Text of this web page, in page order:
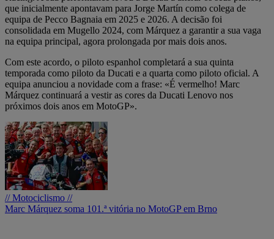
que inicialmente apontavam para Jorge Martín como colega de
equipa de Pecco Bagnaia em 2025 e 2026. A decisão foi
consolidada em Mugello 2024, com Márquez a garantir a sua vaga
na equipa principal, agora prolongada por mais dois anos.
Com este acordo, o piloto espanhol completará a sua quinta
temporada como piloto da Ducati e a quarta como piloto oficial. A
equipa anunciou a novidade com a frase: «É vermelho! Marc
Márquez continuará a vestir as cores da Ducati Lenovo nos
próximos dois anos em MotoGP».
// Motociclismo //
Marc Márquez soma 101.ª vitória no MotoGP em Brno